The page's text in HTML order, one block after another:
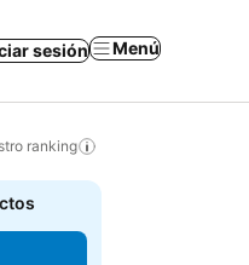
sesión Menú
ranking